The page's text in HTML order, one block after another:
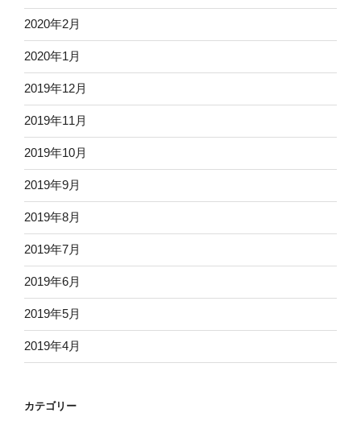
2020年2月
2020年1月
2019年12月
2019年11月
2019年10月
2019年9月
2019年8月
2019年7月
2019年6月
2019年5月
2019年4月
カテゴリー